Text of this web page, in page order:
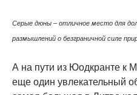
Серые дюны – отличное место для
размышлений о безграничной силе
А на пути из Юодкранте к
еще один увлекательный